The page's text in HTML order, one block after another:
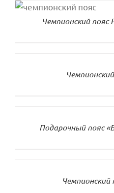
ДЕТАЛИ
Чемпионский пояс
Подарочный пояс
Чемпионский